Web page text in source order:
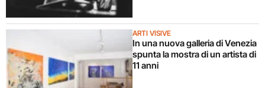
ARTI VISIVE
In una nuova galleria di Venezia
spunta la mostra di un artista di
11 anni